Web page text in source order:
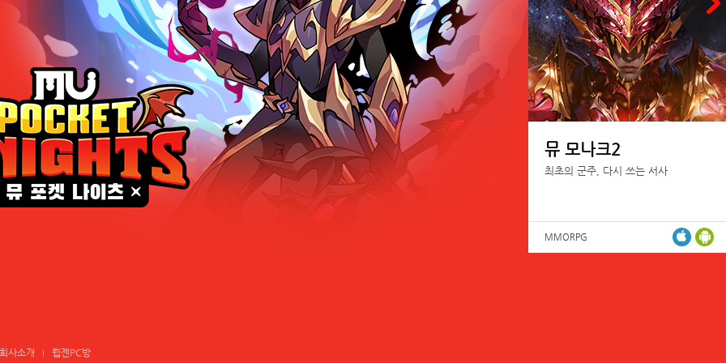
뮤 모나크2
최초의 군주, 다시 쓰는 서사
MMORPG
회사소개 웹젠PC방